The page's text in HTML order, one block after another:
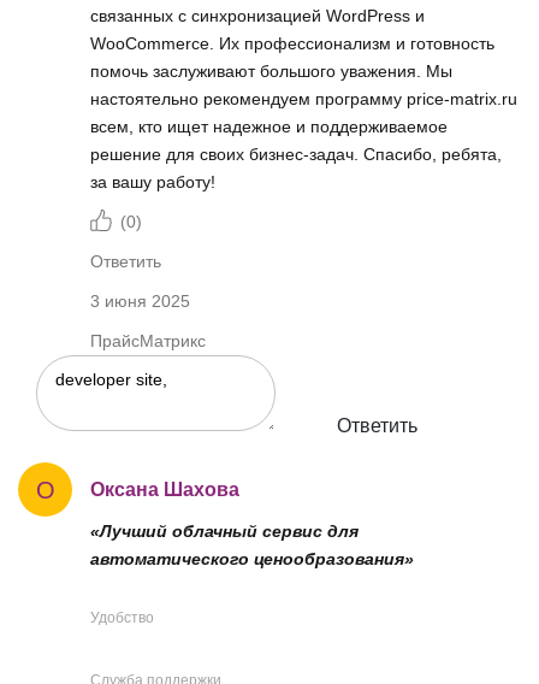
связанных с синхронизацией WordPress и
WooCommerce. Их профессионализм и готовность
помочь заслуживают большого уважения. Мы
настоятельно рекомендуем программу price-matrix.ru
всем, кто ищет надежное и поддерживаемое
решение для своих бизнес-задач. Спасибо, ребята,
за вашу работу!
(0)
Ответить
3 июня 2025
ПрайсМатрикс
Ответить
О Оксана Шахова
«Лучший облачный сервис для
автоматического ценообразования»
Удобство
Служба поддержки